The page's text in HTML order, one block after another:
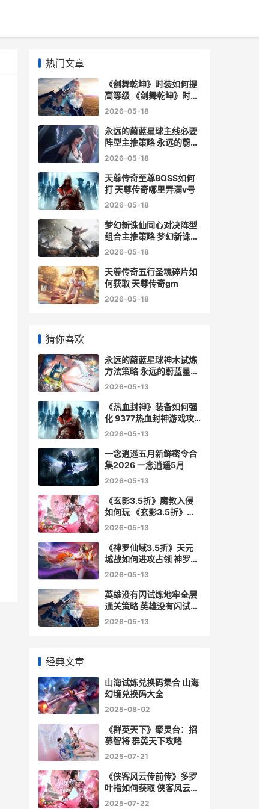
热门文章
《剑舞乾坤》时装如何提
高等级 《剑舞乾坤》时长
多少
2026-05-18
永远的蔚蓝星球主线必要
阵型主推策略 永远的蔚蓝
星球兑换码
2026-05-18
天尊传奇至尊BOSS如何
打 天尊传奇哪里弄满v号
2026-05-18
梦幻新诛仙同心对决阵型
组合主推策略 梦幻新诛仙
哪几个仙友好
2026-05-18
天尊传奇五行圣魂碎片如
何获取 天尊传奇gm
2026-05-18
猜你喜欢
永远的蔚蓝星球神木试炼
方法策略 永远的蔚蓝星球
金色专区
2026-05-13
《热血封神》装备如何强
化 9377热血封神游戏攻
略
2026-05-13
一念逍遥五月新鲜密令合
集2026 一念逍遥5月
2026-05-13
《玄影3.5折》魔教入侵
如何玩 《玄影3.5折》魔
方怎么用
2026-05-13
《神罗仙域3.5折》天元
城战如何进攻占领 神罗攻
略
2026-05-13
英雄没有闪试炼地牢全层
通关策略 英雄没有闪试炼
木桩
2026-05-13
经典文章
山海试炼兑换码集合 山海
幻境兑换码大全
2025-08-02
《群英天下》聚灵台：招
募智将 群英天下攻略
2025-07-21
《侠客风云传前传》多罗
叶指如何获取 侠客风云传
前传攻略
2025-07-22